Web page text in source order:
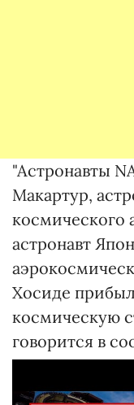
"Астронавты
Макартур,
космического
астронавт
Хосиде
космическую
говорится в